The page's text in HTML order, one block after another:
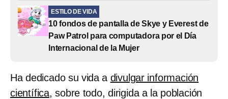
ESTILO DE VIDA
10 fondos de pantalla de Skye y Everest de
Paw Patrol para computadora por el Día
Internacional de la Mujer
Ha dedicado su vida a divulgar información
científica, sobre todo, dirigida a la población